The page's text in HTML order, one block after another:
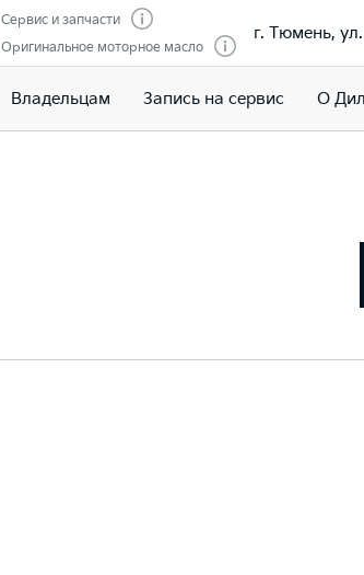
Сервис и запчасти
Оригинальное моторное масло
г. Тюмень,
Владельцам Запись на сервис О